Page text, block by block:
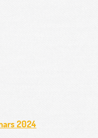
2024